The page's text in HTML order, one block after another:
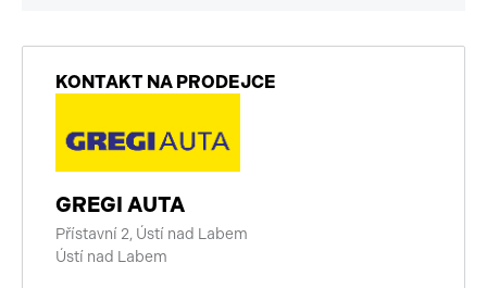
KONTAKT NA PRODEJCE
GREGI AUTA
Přístavní 2, Ústí nad Labem
Ústí nad Labem